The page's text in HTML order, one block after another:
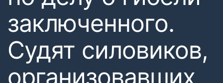
заключенного.
Судят силовиков,
организовавших